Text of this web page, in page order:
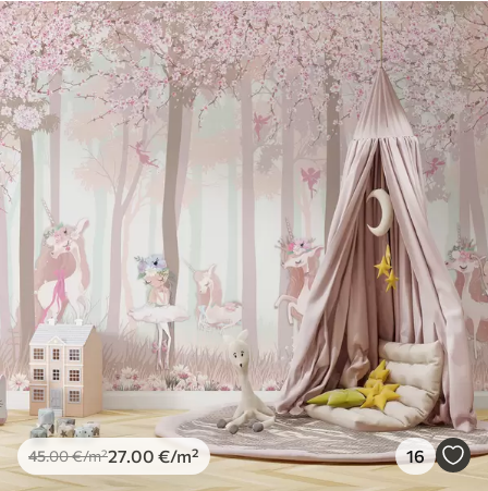
45.00€/m²27 .00 €/m² 16